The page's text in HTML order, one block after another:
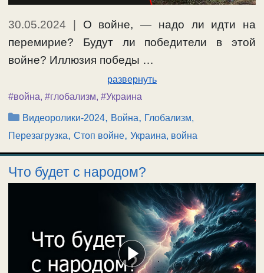
30.05.2024 | О войне, — надо ли идти на
перемирие? Будут ли победители в этой
войне? Иллюзия победы …
развернуть
#война, #глобализм, #Украина
Рубрики
Видеоролики-2024, Война, Глобализм,
Перезагрузка, Стоп войне, Украина, война
Что будет с народом?